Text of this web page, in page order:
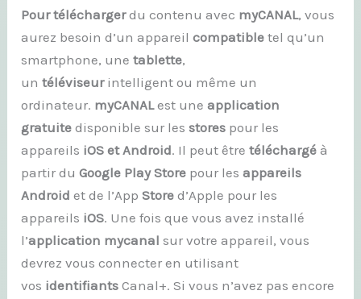
Pour téléchargerdu contenu avec myCANAL, vous
aurez besoin d’un appareilcompatible tel qu’un
smartphone, unetablette,
untéléviseurintelligent ou même un
ordinateur. myCANALest uneapplication
gratuite disponible sur lesstores pour les
appareils iOS et Android. Il peut êtretéléchargé à
partir duGoogle Play Store pour lesappareils
Android et de l’AppStore d’Apple pour les
appareils iOS. Une fois que vous avez installé
l’application mycanal sur votre appareil, vous
devrez vous connecter en utilisant
vos identifiants Canal+. Si vous n’avez pas encore